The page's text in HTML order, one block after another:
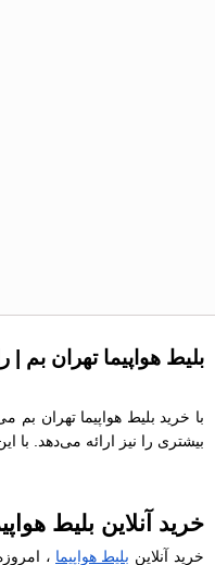
بلیط هواپیما تهران بم
با خرید بلیط هواپیما تهران
بیشتری را نیز ارائه می‌دهد. با
خرید آنلاین بلیط
خرید آنلاین بلیط هواپیما ،